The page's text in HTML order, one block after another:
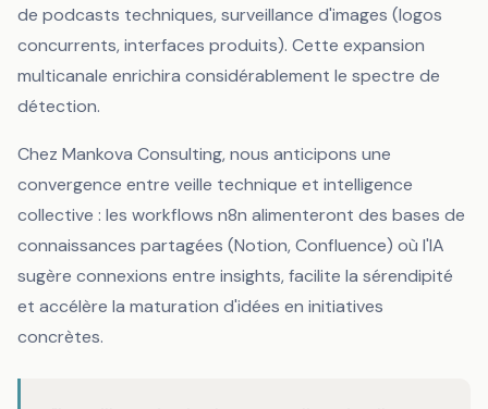
de podcasts techniques, surveillance d'images (logos
concurrents, interfaces produits). Cette expansion
multicanale enrichira considérablement le spectre de
détection.
Chez Mankova Consulting, nous anticipons une
convergence entre veille technique et intelligence
collective : les workflows n8n alimenteront des bases de
connaissances partagées (Notion, Confluence) où l'IA
sugère connexions entre insights, facilite la sérendipité
et accélère la maturation d'idées en initiatives
concrètes.